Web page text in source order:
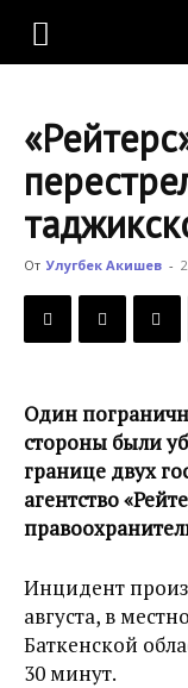
KLOOP.KG
Новости
Кыргызстана
От Улугбек Акишев -
Один
стороны были
границе двух
агентство
Инцидент
августа, в
Баткенской
30 минут.